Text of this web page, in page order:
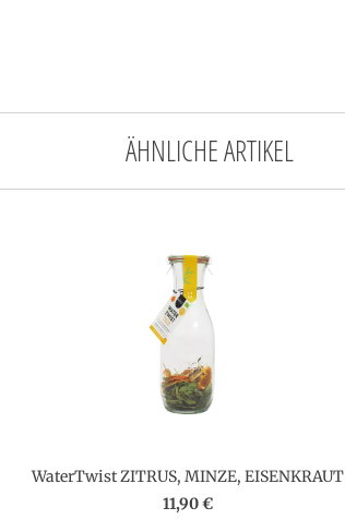
ÄHNLICHE ARTIKEL
WaterTwist ZITRUS, MINZE, EISENKRAUT
11,90 €